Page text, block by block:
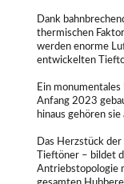
Dank
thermischen
werden enorme
entwickelten
Ein
Anfang 2023
hinaus gehören
Das Herzstück
Tieftöner – bildet
Antriebstopologie